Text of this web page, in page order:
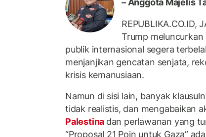
– Anggota Majelis
REPUBLIKA.CO.ID,
Trump meluncurkan
publik internasional segera
menjanjikan gencatan senjata,
krisis kemanusiaan.
Namun di sisi lain, banyak
tidak realistis, dan mengabaikan
Palestina dan perlawanan yang
“Proposal 21 Poin untuk Gaza”